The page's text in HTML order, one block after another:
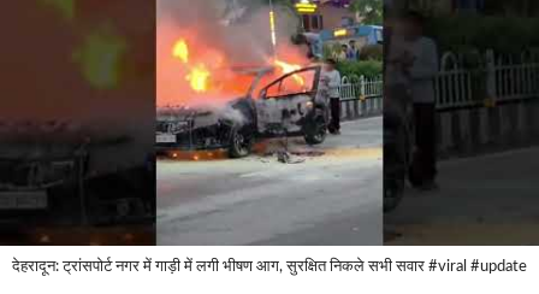
देहरादून: ट्रांसपोर्ट नगर में गाड़ी में लगी भीषण आग, सुरक्षित निकले सभी सवार #viral #update